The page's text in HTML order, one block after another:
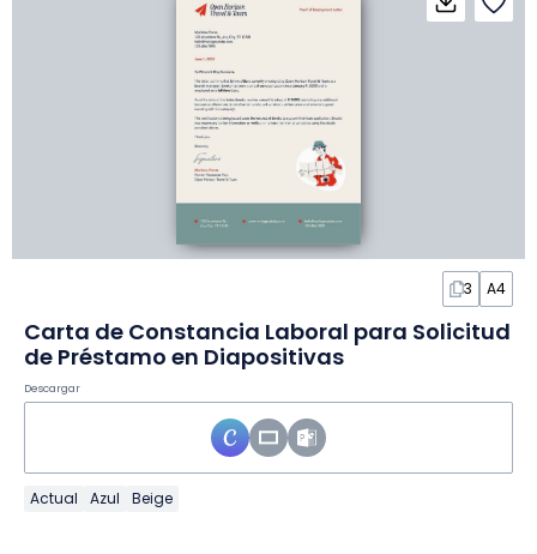
3 A4
Carta de Constancia Laboral para Solicitud
de Préstamo en Diapositivas
Descargar
Actual Azul Beige